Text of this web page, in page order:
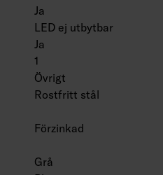
Ja
LED ej utbytbar
Ja
1
Övrigt
Rostfritt stål
Förzinkad
Grå